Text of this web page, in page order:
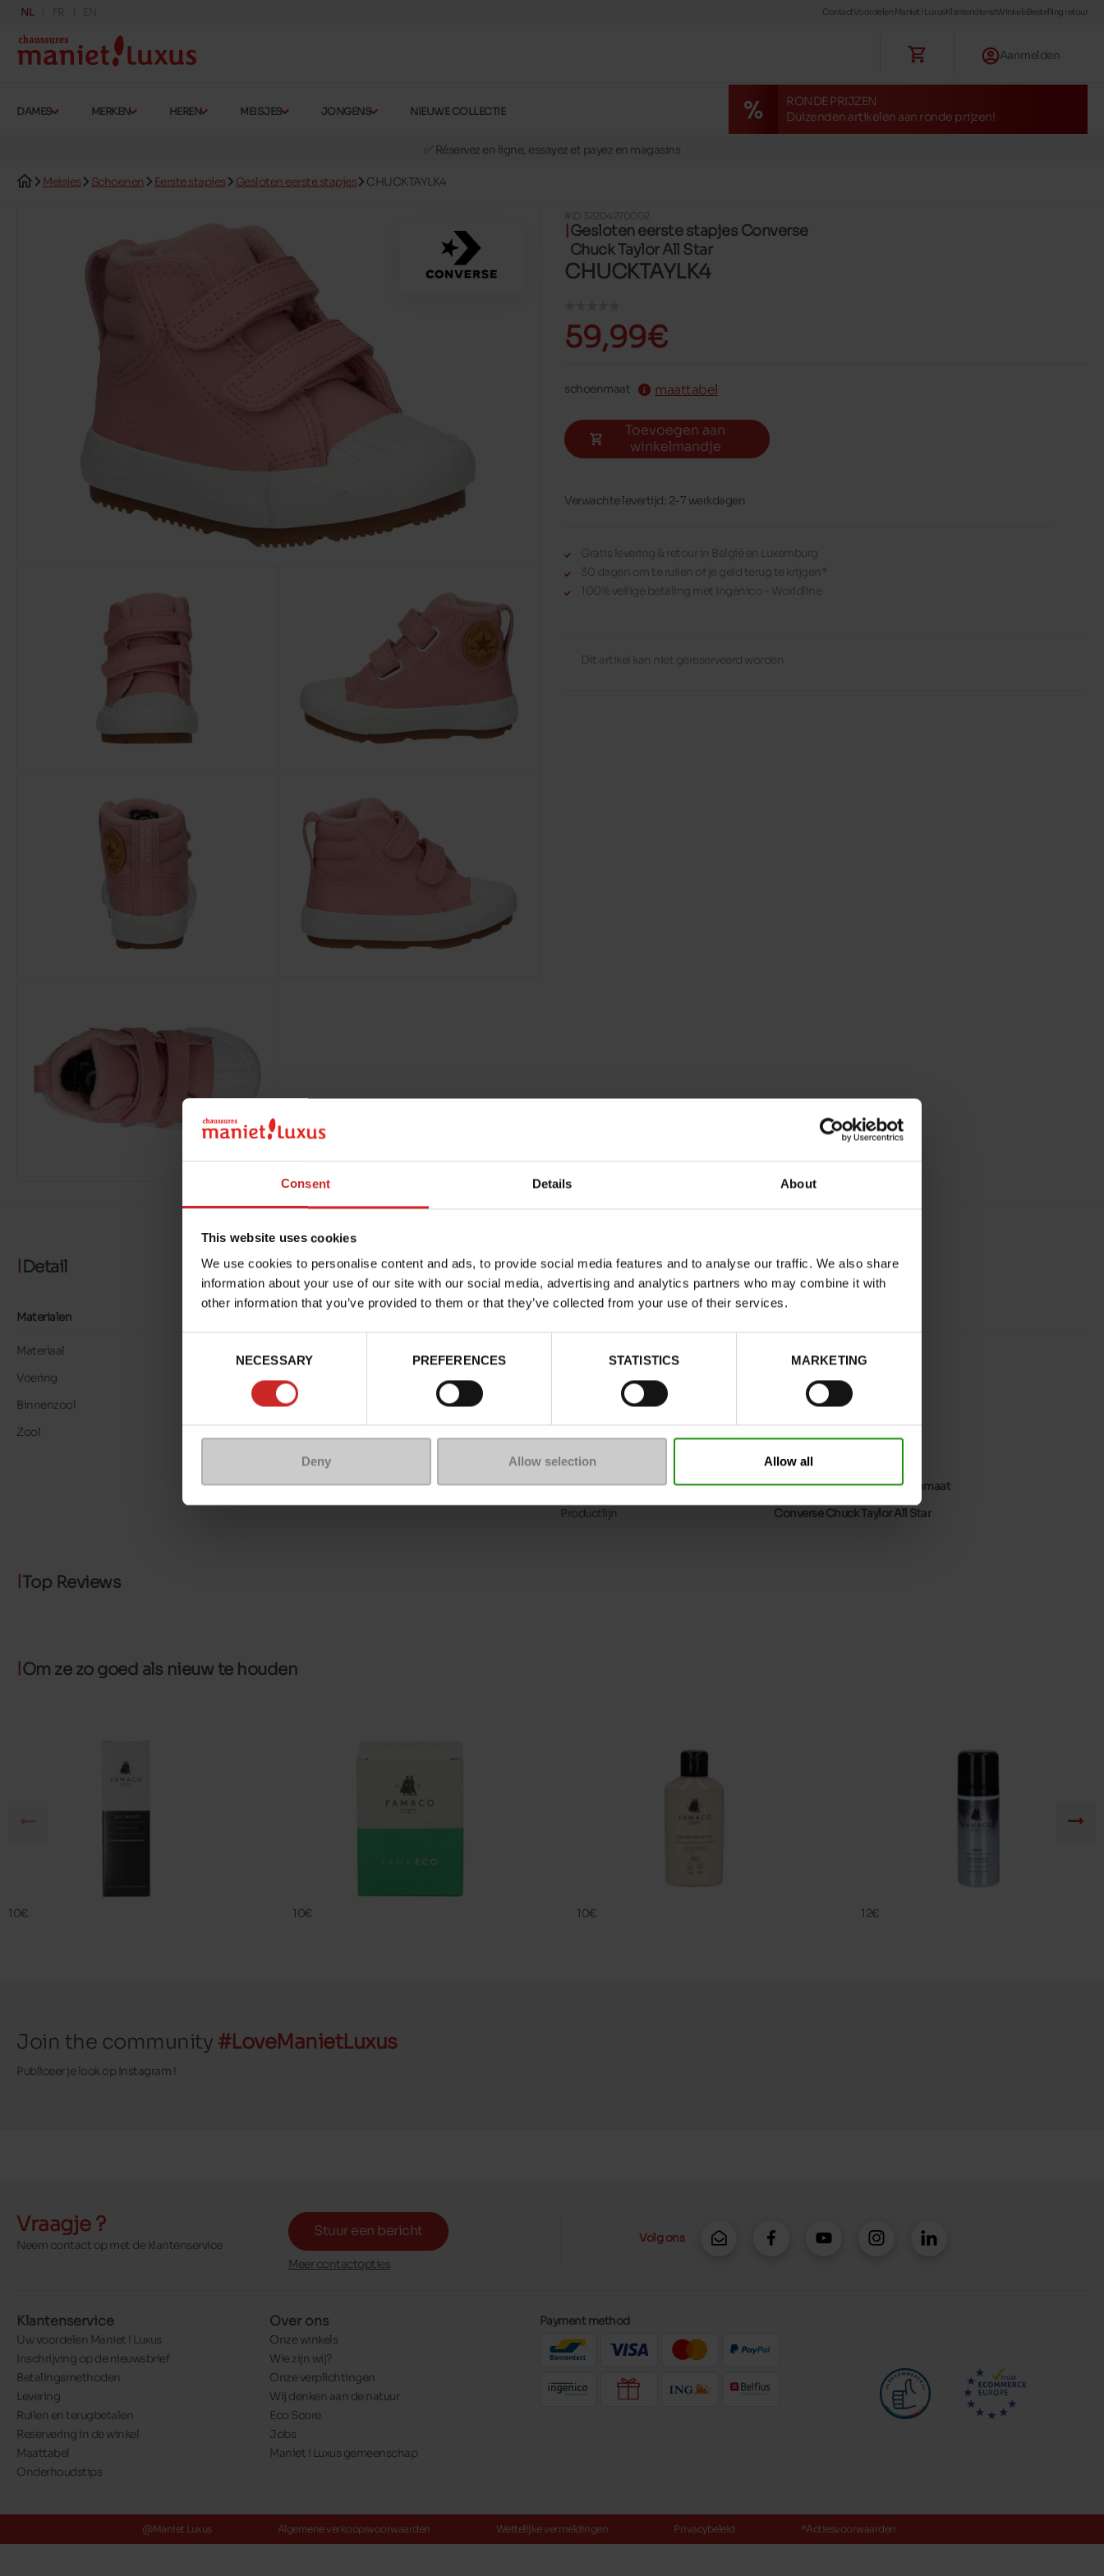
Consent Details About
This website uses cookies
We use cookies to personalise content and ads, to provide social media features and to analyse our traffic. We also share
information about your use of our site with our social media, advertising and analytics partners who may combine it with
other information that you’ve provided to them or that they’ve collected from your use of their services.
NECESSARY PREFERENCES STATISTICS MARKETING
Deny Allow selection Allow all
ContactVoordelen Maniet ! LuxusKlantendienstWinkelsBestelling retour
NL FR EN
Aanmelden
DAMES MERKEN HEREN MEISJES JONGENS NIEUWE COLLECTIE
RONDE PRIJZEN
Duizenden artikelen aan ronde prijzen!
✅ Réservez en ligne, essayez et payez en magasins
🏪 28 magasins en Belgique et au Luxembourg
🔁 retours valables pendant 30 jours
🚛 Livraison gratuite en magasins
Meisjes Schoenen Eerste stapjes Gesloten eerste stapjes CHUCKTAYLK4
#ID 32204270002
Gesloten eerste stapjes Converse
Chuck Taylor All Star
CHUCKTAYLK4
59,99€
schoenmaat maattabel
Toevoegen aan
winkelmandje
Verwachte levertijd: 2-7 werkdagen
Gratis levering & retour in België en Luxemburg
30 dagen om te ruilen of je geld terug te krijgen*
100% veilige betaling met Ingenico - Worldline
Dit artikel kan niet gereserveerd worden
Detail
Materialen
Materiaal
Voering
TEXTIEL
Binnenzool
TEXTIEL
Zool
Breedte van de Raad
Waterbestendig
ProductAttribute.DisplayName.532
Zonder
Maatadvies
Neem je gebruikelijke schoenmaat
Productlijn
Converse Chuck Taylor All Star
Top Reviews
Om ze zo goed als nieuw te houden
10€
10€
10€
12€
Join the community #LoveManietLuxus
Publiceer je look op Instagram !
Vraagje ?
Neem contact op met de klantenservice
Stuur een bericht
Meer contactopties
Volg ons
Klantenservice
Uw voordelen Maniet ! Luxus
Inschrijving op de nieuwsbrief
Betalingsmethoden
Levering
Ruilen en terugbetalen
Reservering in de winkel
Maattabel
Onderhoudstips
Over ons
Onze winkels
Wie zijn wij?
Onze verplichtingen
Wij denken aan de natuur
Eco Score
Jobs
Maniet ! Luxus gemeenschap
Payment method
@Maniet Luxus Algemene verkoopsvoorwaarden Wettelijke vermeldingen Privacybeleid *Actiesvoorwaarden